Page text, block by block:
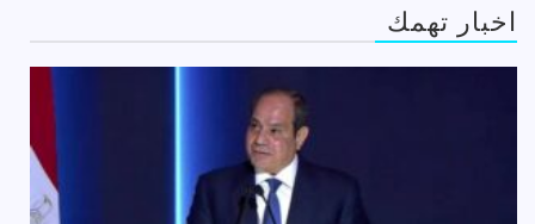
اخبار تهمك